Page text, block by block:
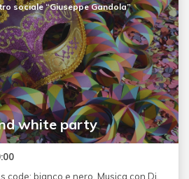
white party
sociale “Giuseppe Gandola”
code: bianco e nero. Musica con Dj.